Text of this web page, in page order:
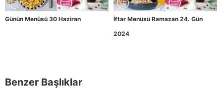
Günün Menüsü 30 Haziran
İftar Menüsü Ramazan 24. Gün
2024
Benzer Başlıklar